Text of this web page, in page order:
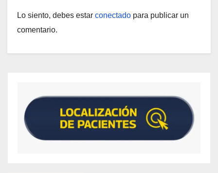
Lo siento, debes estar conectado para publicar un
comentario.